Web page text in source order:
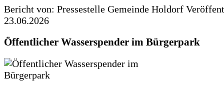
Bericht von: Pressestelle Gemeinde Holdorf
23.06.2026
Öffentlicher Wasserspender im Bürgerpark